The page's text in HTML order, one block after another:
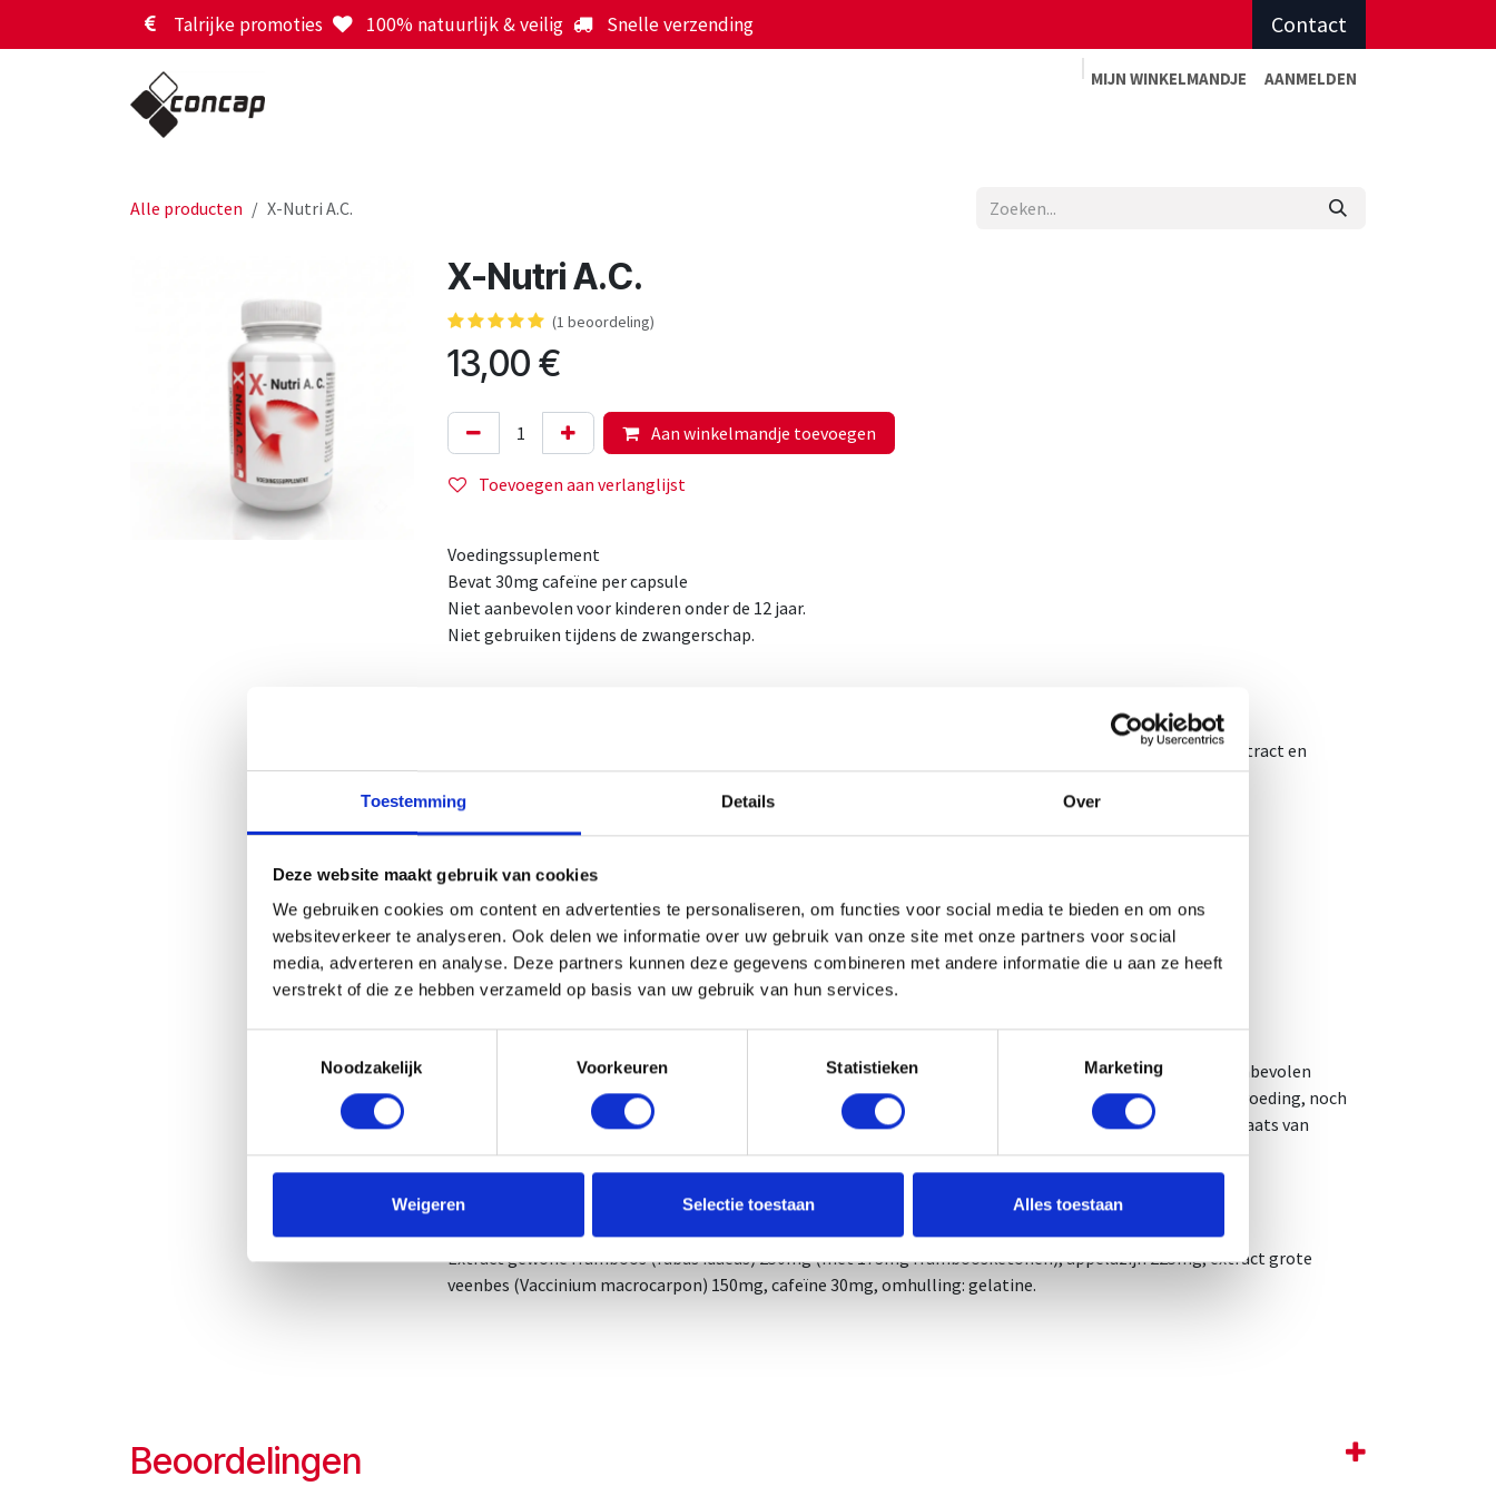
Toestemming Details Over
Deze website maakt gebruik van cookies
We gebruiken cookies om content en advertenties te personaliseren, om functies voor social media te bieden en om ons
websiteverkeer te analyseren. Ook delen we informatie over uw gebruik van onze site met onze partners voor social
media, adverteren en analyse. Deze partners kunnen deze gegevens combineren met andere informatie die u aan ze heeft
verstrekt of die ze hebben verzameld op basis van uw gebruik van hun services.
Noodzakelijk
Voorkeuren Statistieken Marketing
Weigeren Selectie toestaan Alles toestaan
Overslaan naar inhoud Talrijke promoties 100% natuurlijk & veilig Snelle verzending Contact
MIJN WINKELMANDJE AANMELDEN
Alle producten X-Nutri A.C.
X-Nutri A.C.
(1 beoordeling)
13,00 €
Aan winkelmandje toevoegen
Toevoegen aan verlanglijst
Voedingssuplement
Bevat 30mg cafeïne per capsule
Niet aanbevolen voor kinderen onder de 12 jaar.
Niet gebruiken tijdens de zwangerschap.
Dit supplement biedt een zorgvuldige samenstelling van framboosketonen, appelazijn, grote veenbesextract en
cafeïne.
1 dosis is 2 capsules per dag.
1 omdoos bevat 12 potjes.
NUT-Nummer: 3029/25
CNK-Nummer: 4336533
Aanbevolen dagelijkse portie: 2 x 1 capsule per dag. gebruik 30 minuten voor het ontbijt met water. De aanbevolen
dagelijkse dosis niet overschrijden. Voedingssupplementen vervangen geen gevarieerde en evenwichtige voeding, noch
een gezonde levensstijl. Droog en koel bewaren buiten direct zonlicht en buiten bereik jonge kinderen. Plaats van
herkomst EU.
Ingrediënten per capsule
Extract gewone framboos (rubus idaeus) 250mg (met 173mg framboosketonen), appelazijn 225mg, extract grote
veenbes (Vaccinium macrocarpon) 150mg, cafeïne 30mg, omhulling: gelatine.
Beoordelingen